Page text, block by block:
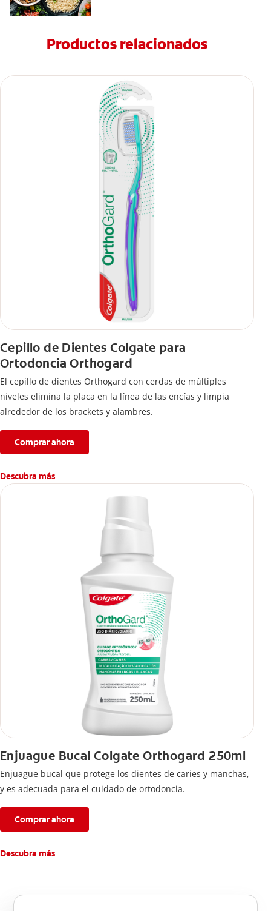
Productos relacionados
Cepillo de Dientes Colgate para
Ortodoncia Orthogard
El cepillo de dientes Orthogard con cerdas de múltiples
niveles elimina la placa en la línea de las encías y limpia
alrededor de los brackets y alambres.
Comprar ahora
Descubra más
Enjuague Bucal Colgate Orthogard 250ml
Enjuague bucal que protege los dientes de caries y manchas,
y es adecuada para el cuidado de ortodoncia.
Comprar ahora
Descubra más